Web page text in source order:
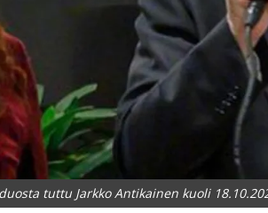
tuttu Jarkko Antikainen kuoli